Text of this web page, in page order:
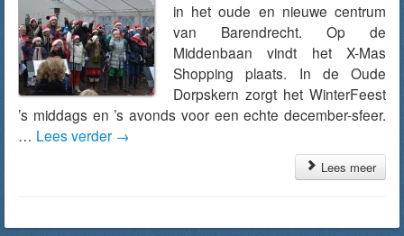
in het oude en nieuwe centrum
van Barendrecht. Op de
Middenbaan vindt het X-Mas
Shopping plaats. In de Oude
Dorpskern zorgt het WinterFeest
’s middags en ’s avonds voor een echte december-sfeer.
… Lees verder →
Lees meer